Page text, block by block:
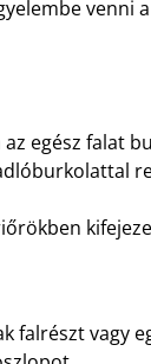
venni
egész falat
falrészt vagy